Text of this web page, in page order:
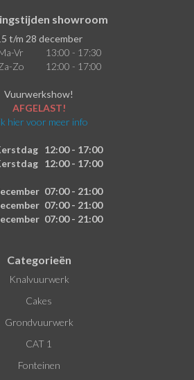
showroom
t/m 28 december
Vr
13:00 - 17:30
Zo
12:00 - 17:00
Vuurwerkshow!
AFGELAST!
hier voor meer info
12:00 - 17:00
12:00 - 17:00
07:00 - 21:00
07:00 - 21:00
07:00 - 21:00
Categorieën
Knalvuurwerk
Cakes
Grondvuurwerk
CAT 1
Fonteinen